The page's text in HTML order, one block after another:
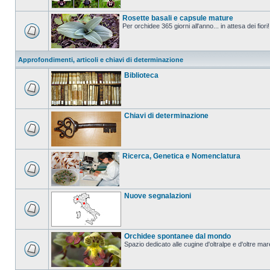
Rosette basali e capsule mature
Per orchidee 365 giorni all'anno... in attesa dei fiori!
Approfondimenti, articoli e chiavi di determinazione
Biblioteca
Chiavi di determinazione
Ricerca, Genetica e Nomenclatura
Nuove segnalazioni
Orchidee spontanee dal mondo
Spazio dedicato alle cugine d'oltralpe e d'oltre